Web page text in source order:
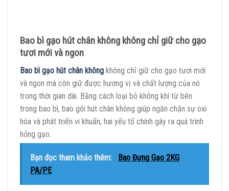
Bao bì gạo hút chân không không chỉ giữ cho gạo
tươi mới và ngon
Bao bì gạo hút chân không không chỉ giữ cho gạo tươi mới
và ngon mà còn giữ được hương vị và chất lượng của nó
trong thời gian dài. Bằng cách loại bỏ không khí từ bên
trong bao bì, bao gói hút chân không giúp ngăn chặn sự oxi
hóa và phát triển vi khuẩn, hai yếu tố chính gây ra quá trình
hỏng gạo.
Bạn đọc tham khảo thêm:
Bao Đựng Gạo 2KG
PA/PE